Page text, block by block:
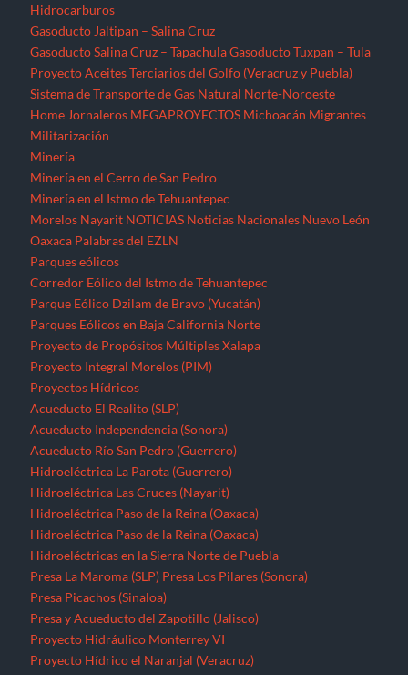
Hidrocarburos
Gasoducto Jaltipan – Salina Cruz
Gasoducto Salina Cruz – Tapachula Gasoducto Tuxpan – Tula
Proyecto Aceites Terciarios del Golfo (Veracruz y Puebla)
Sistema de Transporte de Gas Natural Norte-Noroeste
Home Jornaleros MEGAPROYECTOS Michoacán Migrantes
Militarización
Minería
Minería en el Cerro de San Pedro
Minería en el Istmo de Tehuantepec
Morelos Nayarit NOTICIAS Noticias Nacionales Nuevo León
Oaxaca Palabras del EZLN
Parques eólicos
Corredor Eólico del Istmo de Tehuantepec
Parque Eólico Dzilam de Bravo (Yucatán)
Parques Eólicos en Baja California Norte
Proyecto de Propósitos Múltiples Xalapa
Proyecto Integral Morelos (PIM)
Proyectos Hídricos
Acueducto El Realito (SLP)
Acueducto Independencia (Sonora)
Acueducto Río San Pedro (Guerrero)
Hidroeléctrica La Parota (Guerrero)
Hidroeléctrica Las Cruces (Nayarit)
Hidroeléctrica Paso de la Reina (Oaxaca)
Hidroeléctrica Paso de la Reina (Oaxaca)
Hidroeléctricas en la Sierra Norte de Puebla
Presa La Maroma (SLP) Presa Los Pilares (Sonora)
Presa Picachos (Sinaloa)
Presa y Acueducto del Zapotillo (Jalisco)
Proyecto Hidráulico Monterrey VI
Proyecto Hídrico el Naranjal (Veracruz)